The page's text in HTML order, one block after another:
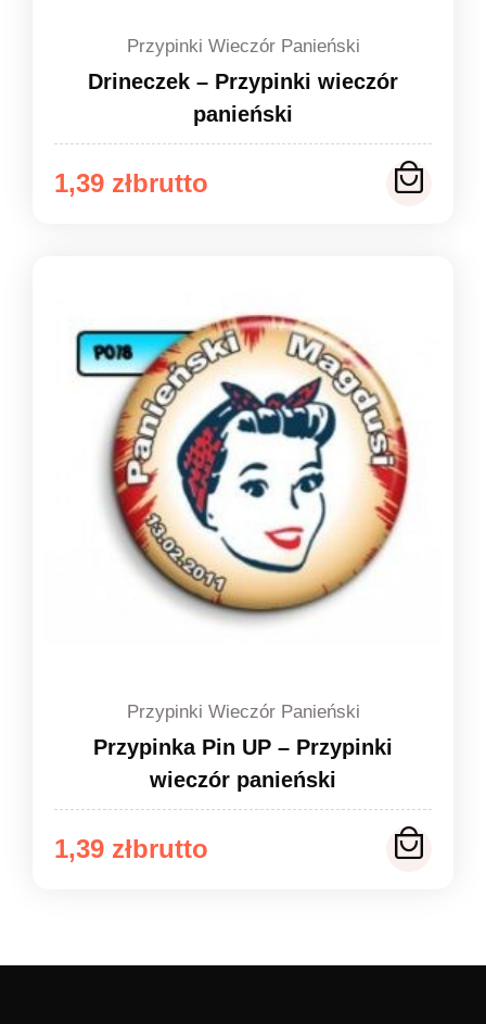
Przypinki Wieczór Panieński
Drineczek – Przypinki wieczór
panieński
1,39 zł
Zakres
do
1,49 zł
Przypinki Wieczór Panieński
Przypinka Pin UP – Przypinki
wieczór panieński
1,39 zł
Zakres
1,39 zł